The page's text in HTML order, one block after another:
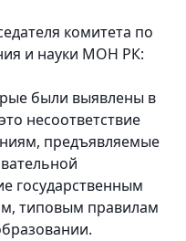
комитета по
и науки МОН РК:
были выявлены в
несоответствие
предъявляемые
государственным
типовым правилам